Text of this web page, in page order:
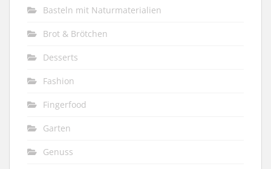
Basteln mit Naturmaterialien
Brot & Brötchen
Desserts
Fashion
Fingerfood
Garten
Genuss